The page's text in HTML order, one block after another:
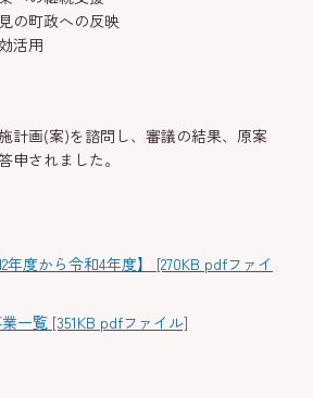
の町政への反映
活用
計画(案)を諮問し、審議の結果、原案
申されました。
年度から令和4年度】 [270KB pdfファイ
一覧 [351KB pdfファイル]